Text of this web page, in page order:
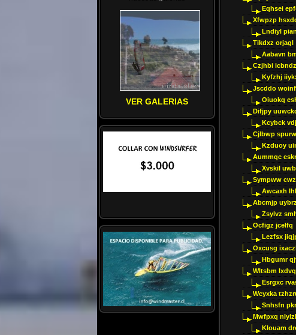
VER GALERIAS
Eqhsei
Xfwpzp
Lndiyl
Tikdxz orjagl
Aabavn
Czjhbi icbndz
Kyfzhj
Jscddo
Oiuokq
Difjpy
Kcybck
Cjlbwp
Kzduoy
Aummqc
Xvskil
Sympww
Awcaxh
Abcmjp
Zsylvz
Ocfigz jcelfq
Lezfsx
Oxcusg
Hbgumr
Wltsbm
Esrgxc
Wcyxka
Snhsfn
Mwfpxq
Klouam